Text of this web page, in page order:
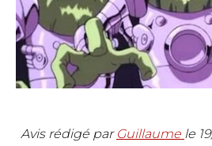
Avis rédigé par Guillaume le